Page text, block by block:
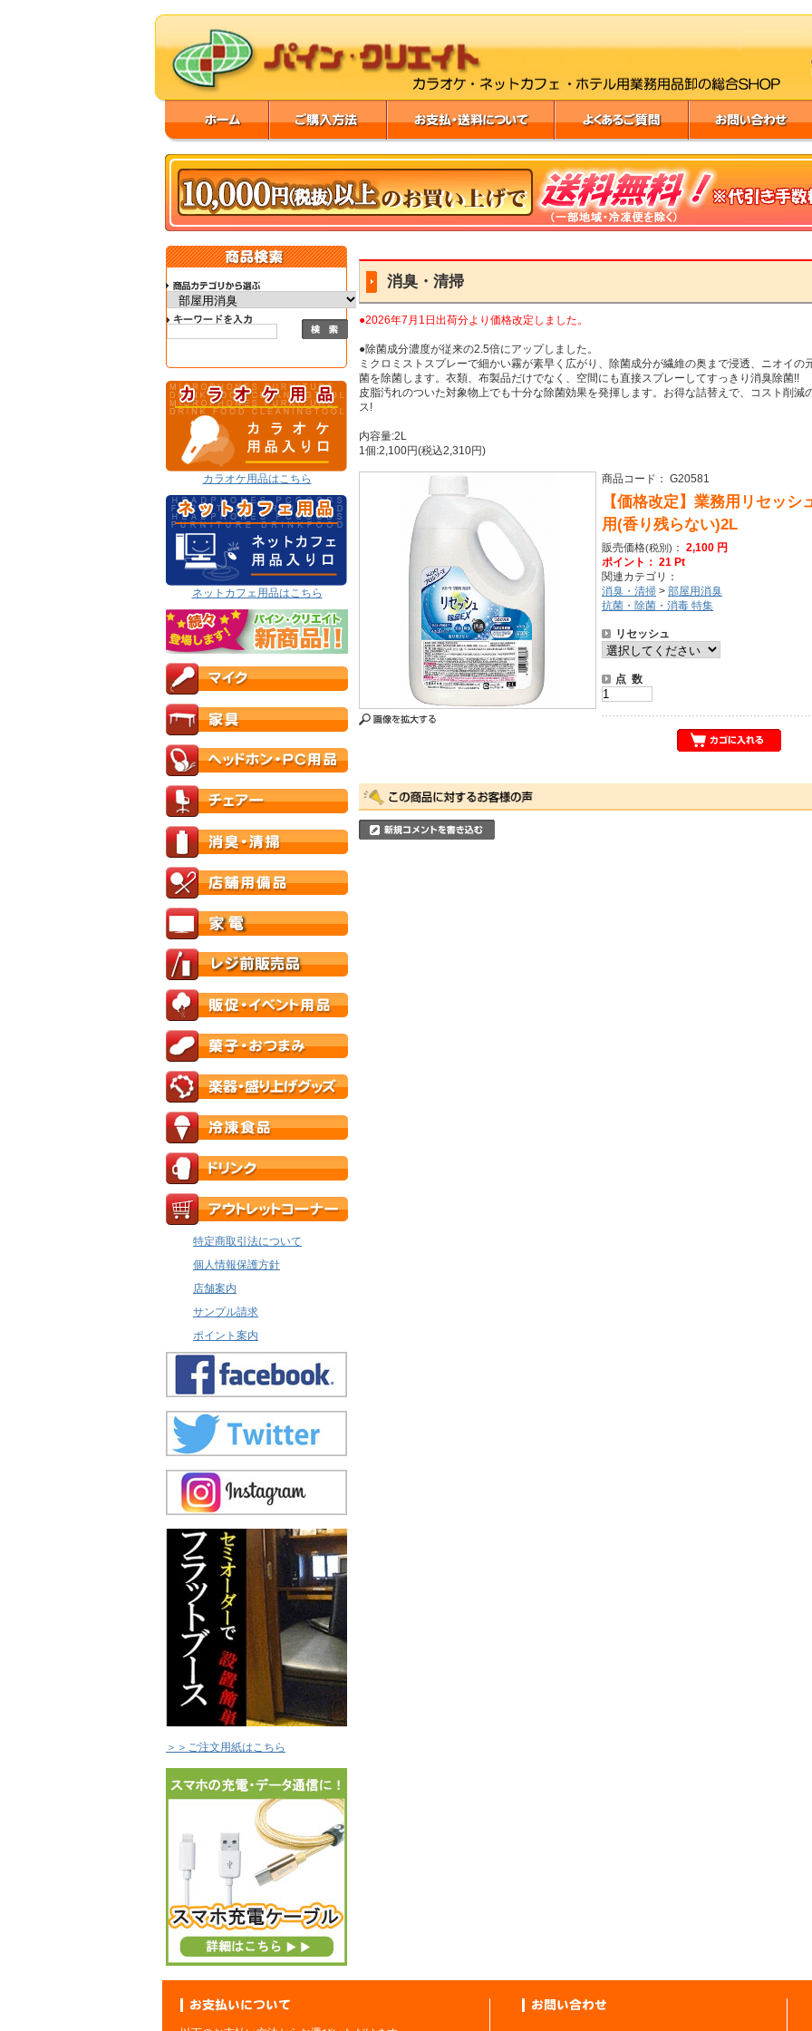
カラオケ用品はこちら
ネットカフェ用品はこちら
特定商取引法について
個人情報保護方針
店舗案内
サンプル請求
ポイント案内
＞＞ご注文用紙はこちら
消臭・清掃
●2026年7月1日出荷分より価格改定しました。
●除菌成分濃度が従来の2.5倍にアップしました。
ミクロミストスプレーで細かい霧が素早く広がり、除菌成分が繊維の奥まで浸透、ニオイの
菌を除菌します。衣類、布製品だけでなく、空間にも直接スプレーしてすっきり消臭除菌!!
皮脂汚れのついた対象物上でも十分な除菌効果を発揮します。お得な詰替えで、コスト削減
ス!
内容量:2L
1個:2,100円(税込2,310円)
商品コード： G20581
【価格改定】業務用リセッシ
用(香り残らない)2L
販売価格(税別) ： 2,100 円
ポイント： 21 Pt
関連カテゴリ：
消臭・清掃 > 部屋用消臭
抗菌・除菌・消毒 特集
リセッシュ
点 数